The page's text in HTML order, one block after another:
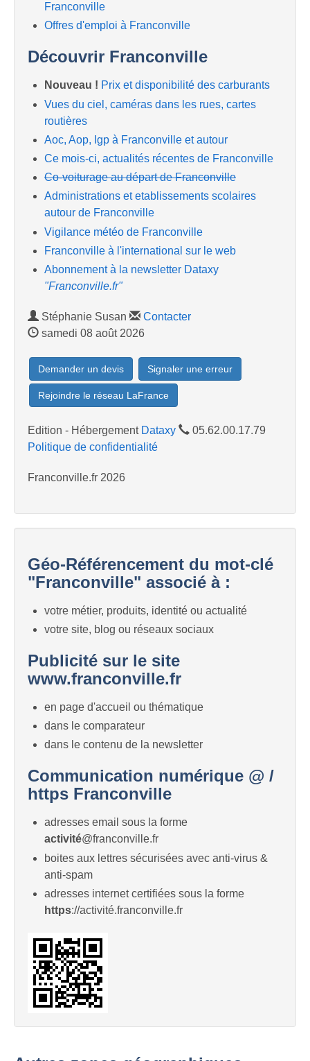
Franconville
Offres d'emploi à Franconville
Découvrir Franconville
Nouveau ! Prix et disponibilité des carburants
Vues du ciel, caméras dans les rues, cartes
routières
Aoc, Aop, Igp à Franconville et autour
Ce mois-ci, actualités récentes de Franconville
Co-voiturage au départ de Franconville
Administrations et etablissements scolaires
autour de Franconville
Vigilance météo de Franconville
Franconville à l'international sur le web
Abonnement à la newsletter Dataxy
"Franconville.fr"
Stéphanie Susan
Contacter
samedi 08 août 2026
Demander un devis Signaler une erreur
Rejoindre le réseau LaFrance
Edition - Hébergement Dataxy
05.62.00.17.79
Politique de confidentialité
Franconville.fr 2026
Géo-Référencement du mot-clé
"Franconville" associé à :
votre métier, produits, identité ou actualité
votre site, blog ou réseaux sociaux
Publicité sur le site
www.franconville.fr
en page d'accueil ou thématique
dans le comparateur
dans le contenu de la newsletter
Communication numérique @ /
https Franconville
adresses email sous la forme
activité@franconville.fr
boites aux lettres sécurisées avec anti-virus &
anti-spam
adresses internet certifiées sous la forme
https://activité.franconville.fr